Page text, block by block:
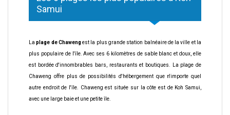
Samui
Laplage de Chawengest la plus grande station balnéaire de la ville et la
plus populaire de l'île. Avec ses 6 kilomètres de sable blanc et doux, elle
est bordée d'innombrables bars, restaurants et boutiques. La plage de
Chaweng offre plus de possibilités d'hébergement que n'importe quel
autre endroit de l'île. Chaweng est située sur la côte est de Koh Samui,
avec une large baie et une petite île.